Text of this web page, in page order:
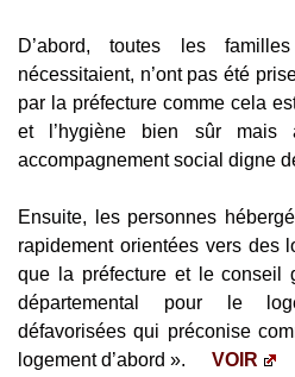
D’abord, toutes les
nécessitaient, n’ont pas été
par la préfecture comme cela
et l’hygiène bien sûr
accompagnement social digne
Ensuite, les personnes
rapidement orientées vers des
que la préfecture et le conseil
départemental pour le
défavorisées qui préconise
logement d’abord ».
VOIR